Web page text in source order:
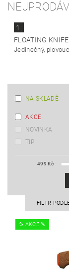
1.
FLOATING
Jedinečný,
NA SKLADĚ
AKCE
NOVINKA
TIP
499 Kč
FILTR
% AKCE %